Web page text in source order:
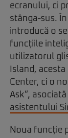
ecranului, ci
stânga-sus.
introducă o
funcțiile
utilizatorul
Island,
Center, ci o
Ask”, asociată
asistentului
Noua funcție